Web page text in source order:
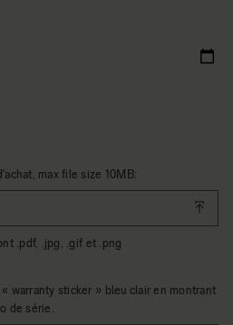
max file size 10MB:
.pdf, .jpg, .gif et .png
warranty sticker » bleu clair en montrant
de série.